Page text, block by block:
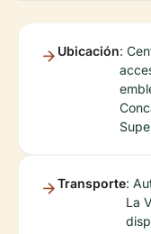
Ubicación:
Transporte:
La